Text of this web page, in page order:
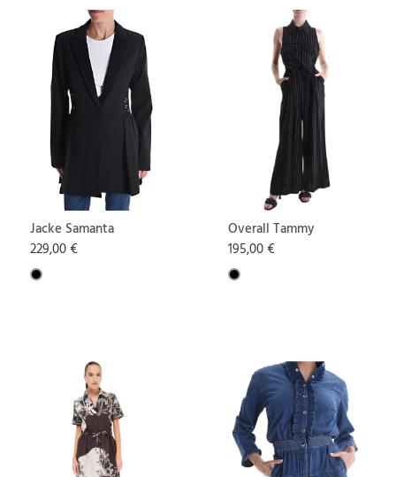
Jacke Samanta
229,00 €
Overall Tammy
195,00 €